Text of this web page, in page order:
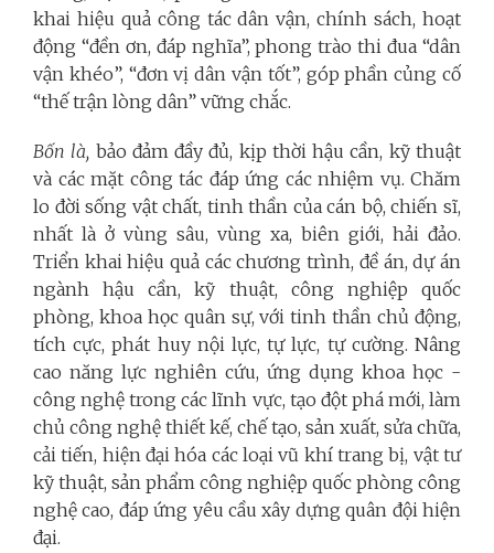
khai hiệu quả công tác dân vận, chính sách, hoạt
động “đền ơn, đáp nghĩa”, phong trào thi đua “dân
vận khéo”, “đơn vị dân vận tốt”, góp phần củng cố
“thế trận lòng dân” vững chắc.
Bốn là, bảo đảm đầy đủ, kịp thời hậu cần, kỹ thuật
và các mặt công tác đáp ứng các nhiệm vụ. Chăm
lo đời sống vật chất, tinh thần của cán bộ, chiến sĩ,
nhất là ở vùng sâu, vùng xa, biên giới, hải đảo.
Triển khai hiệu quả các chương trình, đề án, dự án
ngành hậu cần, kỹ thuật, công nghiệp quốc
phòng, khoa học quân sự, với tinh thần chủ động,
tích cực, phát huy nội lực, tự lực, tự cường. Nâng
cao năng lực nghiên cứu, ứng dụng khoa học -
công nghệ trong các lĩnh vực, tạo đột phá mới, làm
chủ công nghệ thiết kế, chế tạo, sản xuất, sửa chữa,
cải tiến, hiện đại hóa các loại vũ khí trang bị, vật tư
kỹ thuật, sản phẩm công nghiệp quốc phòng công
nghệ cao, đáp ứng yêu cầu xây dựng quân đội hiện
đại.